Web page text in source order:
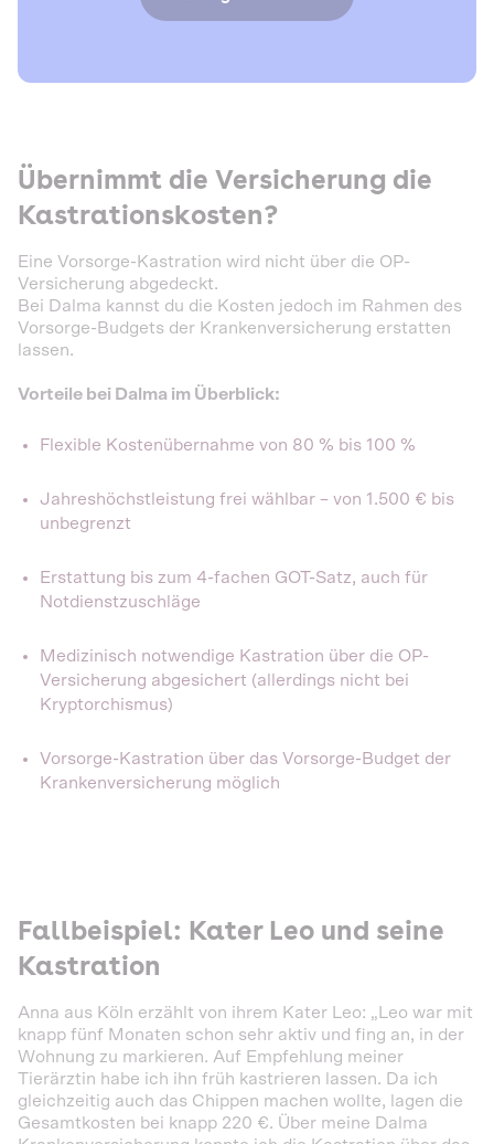
Übernimmt die Versicherung die
Kastrationskosten?
Eine Vorsorge-Kastration wird nicht über die OP-
Versicherung abgedeckt.
Bei Dalma kannst du die Kosten jedoch im Rahmen des
Vorsorge-Budgets der Krankenversicherung erstatten
lassen.
Vorteile bei Dalma im Überblick:
Flexible Kostenübernahme von 80 % bis 100 %
Jahreshöchstleistung frei wählbar – von 1.500 € bis
unbegrenzt
Erstattung bis zum 4-fachen GOT-Satz, auch für
Notdienstzuschläge
Medizinisch notwendige Kastration über die OP-
Versicherung abgesichert (allerdings nicht bei
Kryptorchismus)
Vorsorge-Kastration über das Vorsorge-Budget der
Krankenversicherung möglich
Fallbeispiel: Kater Leo und seine
Kastration
Anna aus Köln erzählt von ihrem Kater Leo: „Leo war mit
knapp fünf Monaten schon sehr aktiv und fing an, in der
Wohnung zu markieren. Auf Empfehlung meiner
Tierärztin habe ich ihn früh kastrieren lassen. Da ich
gleichzeitig auch das Chippen machen wollte, lagen die
Gesamtkosten bei knapp 220 €. Über meine Dalma